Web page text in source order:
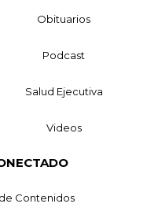
Obituarios
Podcast
Salud Ejecutiva
Videos
Contenidos